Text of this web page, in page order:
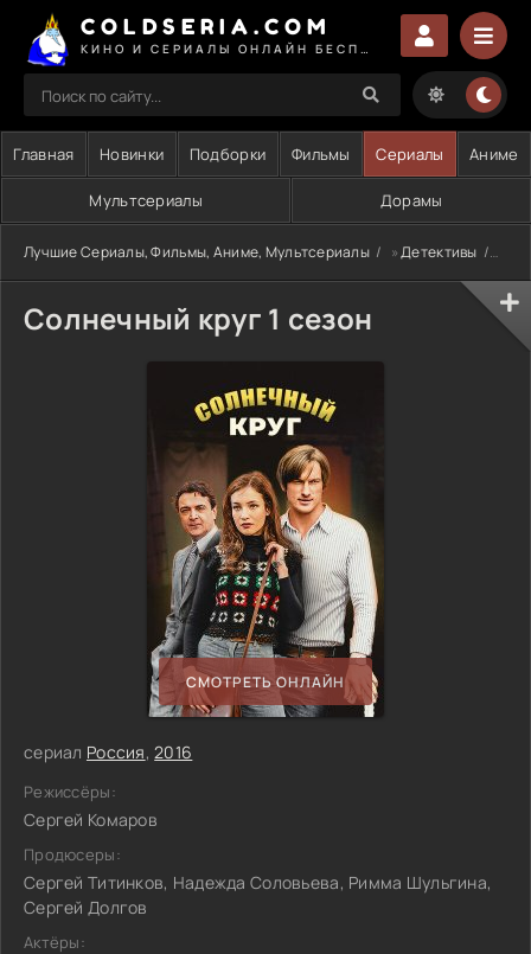
COLDSERIA.COM
Главная Новинки Подборки Фильмы Сериалы Аниме
Мультсериалы Дорамы
Лучшие Сериалы, Фильмы, Аниме, Мультсериалы »Детективы »
Солнечный круг 1 сезон
СМОТРЕТЬ ОНЛАЙН
сериал Россия,2016
Режиссёры:
Сергей Комаров
Продюсеры:
Сергей Титинков, Надежда Соловьева, Римма Шульгина,
Сергей Долгов
Актёры: